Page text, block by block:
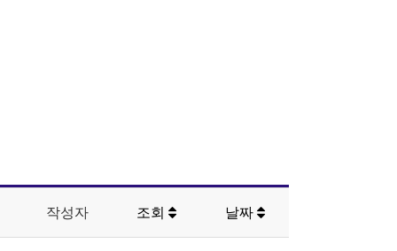
작성자 조회 날짜